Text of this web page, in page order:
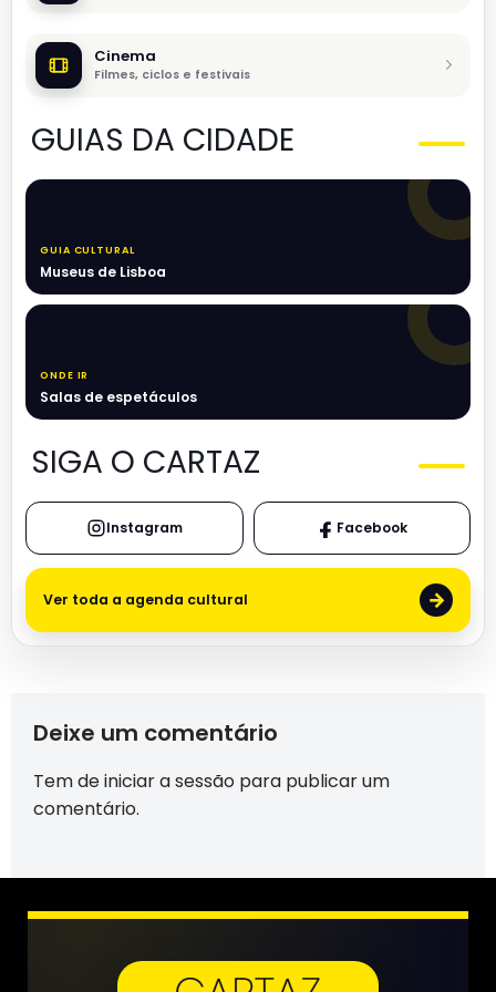
Cinema
Filmes, ciclos e festivais
GUIAS DA CIDADE
GUIA CULTURAL
Museus de Lisboa
ONDE IR
Salas de espetáculos
SIGA O CARTAZ
Instagram Facebook
Ver toda a agenda cultural →
Deixe um comentário
Tem deiniciar a sessão para publicar um
comentário.